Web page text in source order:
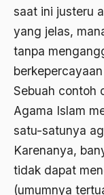
saat ini justeru
yang jelas,
tanpa
Sebuah contoh
Agama Islam
satu-satunya
Karenanya,
tidak dapat
(umumnya
ahli fikih
Ahli Ilmu Agama
Ahli waris
ahlul sunnah wal
Ahlussunnah
Ahlussunnah Wal